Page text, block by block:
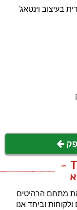
בעיצוב וינטאג'
אודות Treemium -
מתחם הרהיטים
וביחד אנו